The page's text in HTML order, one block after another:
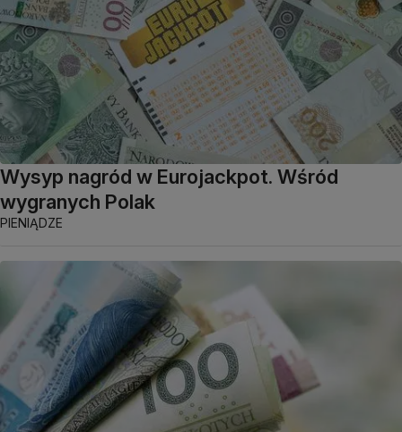
Wysyp nagród w Eurojackpot. Wśród
wygranych Polak
PIENIĄDZE